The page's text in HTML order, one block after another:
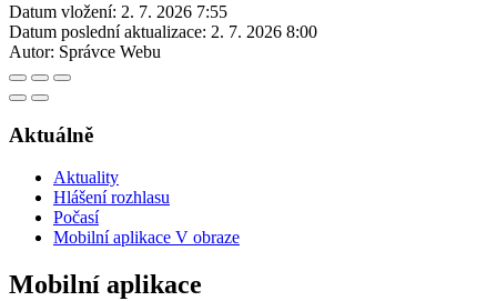
Datum vložení: 2. 7. 2026 7:55
Datum poslední aktualizace: 2. 7. 2026 8:00
Autor: Správce Webu
Aktuálně
Aktuality
Hlášení rozhlasu
Počasí
Mobilní aplikace V obraze
Mobilní aplikace